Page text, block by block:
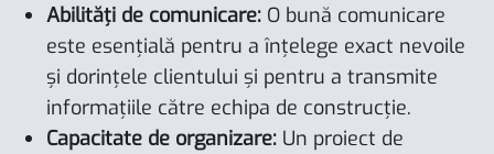
Abilități de comunicare: O bună comunicare
este esențială pentru a înțelege exact nevoile
și dorințele clientului și pentru a transmite
informațiile către echipa de construcție.
Capacitate de organizare: Un proiect de